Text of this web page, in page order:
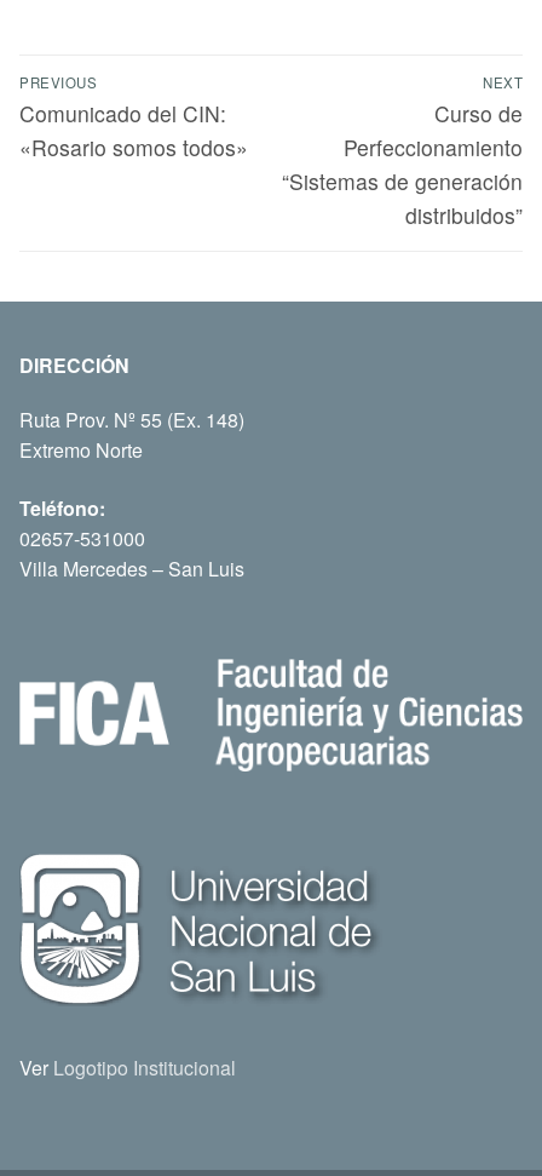
PREVIOUS
Comunicado del CIN:
«Rosario somos todos»
NEXT
Curso de
Perfeccionamiento
“Sistemas de generación
distribuidos”
DIRECCIÓN
Ruta Prov. Nº 55 (Ex. 148)
Extremo Norte
Teléfono:
02657-531000
Villa Mercedes – San Luis
Ver Logotipo Institucional